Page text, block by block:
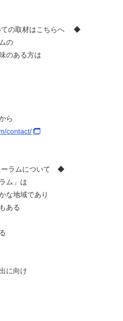
ての取材はこちらへ ◆
の
のある方は
ら
contact/
ーラムについて ◆
ム」は
な地域であり
ある
に向け